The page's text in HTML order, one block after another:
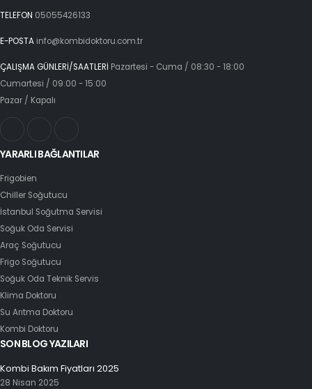
TELEFON 05055426133
E-POSTA info@kombidoktoru.com.tr
ÇALIŞMA GÜNLERİ/SAATLERİ Pazartesi - Cuma / 08:30 - 18:00
Cumartesi / 09:00 - 15:00
Pazar / Kapalı
YARARLI BAĞLANTILAR
Frigobien
Chiller Soğutucu
İstanbul Soğutma Servisi
Soğuk Oda Servisi
Araç Soğutucu
Frigo Soğutucu
Soğuk Oda Teknik Servis
Klima Doktoru
Su Arıtma Doktoru
Kombi Doktoru
SON BLOG YAZILARI
Kombi Bakım Fiyatları 2025
28 Nisan 2025